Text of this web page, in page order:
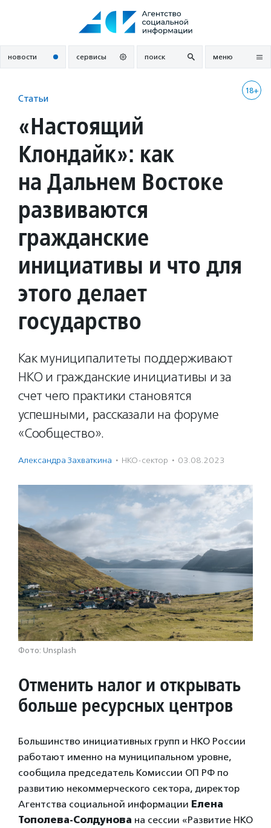
новости сервисы поиск меню
18+
Статьи
«Настоящий
Клондайк»: как
на Дальнем Востоке
развиваются
гражданские
инициативы и что для
этого делает
государство
Как муниципалитеты поддерживают
НКО и гражданские инициативы и за
счет чего практики становятся
успешными, рассказали на форуме
«Сообщество».
Александра Захваткина · НКО-сектор · 03.08.2023
Фото: Unsplash
Отменить налог и открывать
больше ресурсных центров
Большинство инициативных групп и НКО России
работают именно на муниципальном уровне,
сообщила председатель Комиссии ОП РФ по
развитию некоммерческого сектора, директор
Агентства социальной информации Елена
Тополева-Солдунова на сессии «Развитие НКО